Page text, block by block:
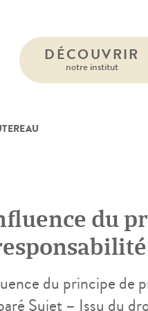
DÉCOUVRIR
notre institut
du
du principe de
Sujet – Issu du